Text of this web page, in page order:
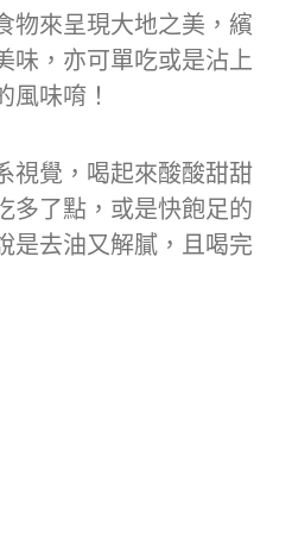
物來呈現大地之美，繽
，亦可單吃或是沾上
視覺，喝起來酸酸甜甜
多了點，或是快飽足的
去油又解膩，且喝完